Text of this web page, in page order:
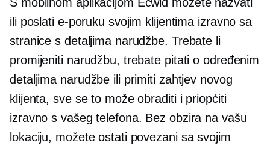
ili poslati e-poruku svojim klijentima izravno sa
stranice s detaljima narudžbe. Trebate li
promijeniti narudžbu, trebate pitati o određenim
detaljima narudžbe ili primiti zahtjev novog
klijenta, sve se to može obraditi i priopćiti
izravno s vašeg telefona. Bez obzira na vašu
lokaciju, možete ostati povezani sa svojim